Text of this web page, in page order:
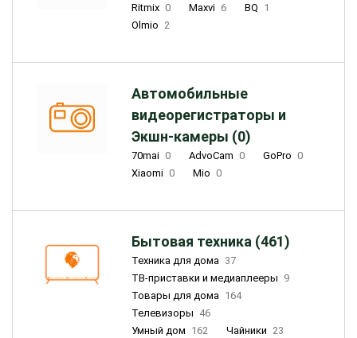
Ritmix 0 Maxvi 6 BQ 1
Olmio 2
Автомобильные
видеорегистраторы и
Экшн-камеры (0)
70mai 0 AdvoCam 0 GoPro 0
Xiaomi 0 Mio 0
Бытовая техника (461)
Техника для дома 37
ТВ-приставки и медиаплееры 9
Товары для дома 164
Телевизоры 46
Умный дом 162 Чайники 23